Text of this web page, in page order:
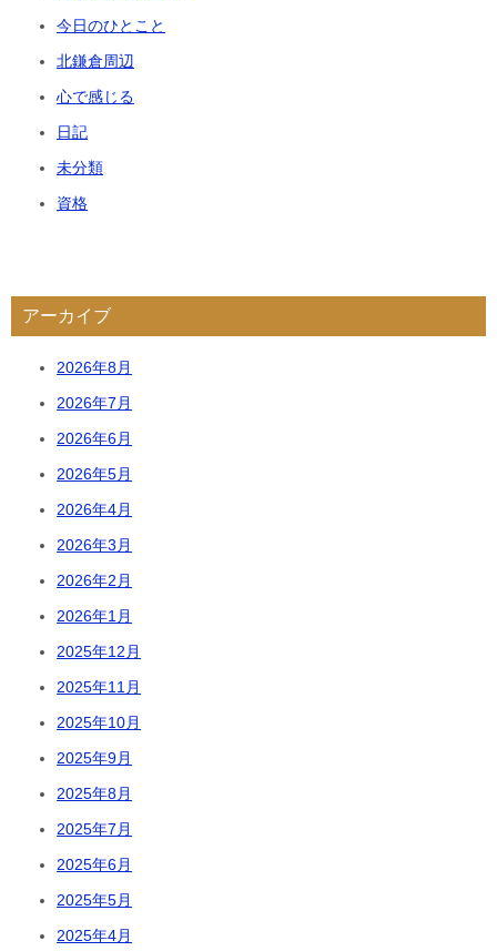
今日のひとこと
北鎌倉周辺
心で感じる
日記
未分類
資格
アーカイブ
2026年8月
2026年7月
2026年6月
2026年5月
2026年4月
2026年3月
2026年2月
2026年1月
2025年12月
2025年11月
2025年10月
2025年9月
2025年8月
2025年7月
2025年6月
2025年5月
2025年4月